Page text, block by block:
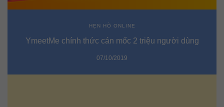
HẸN HÒ ONLINE
YmeetMe chính thức cán mốc 2 triệu người dùng
07/10/2019